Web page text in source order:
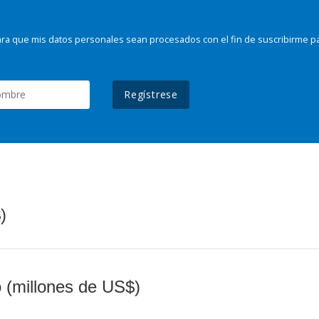
que mis datos personales sean procesados con el fin de suscribirme
Regístrese
de US$)